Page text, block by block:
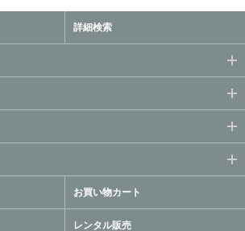
詳細検索
お買い物カート
レンタル販売